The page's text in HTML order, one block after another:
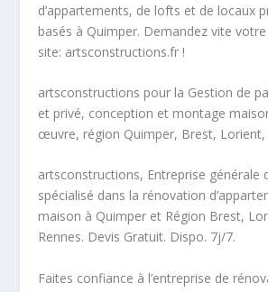
d’appartements, de lofts et de locaux
basés à Quimper. Demandez vite
site: artsconstructions.fr !
artsconstructions pour la Gestion de
et privé, conception et montage
œuvre, région Quimper, Brest, Lorient,
artsconstructions, Entreprise générale
spécialisé dans la rénovation
maison à Quimper et Région Brest,
Rennes. Devis Gratuit. Dispo. 7j/7.
Faites confiance à l’entreprise de